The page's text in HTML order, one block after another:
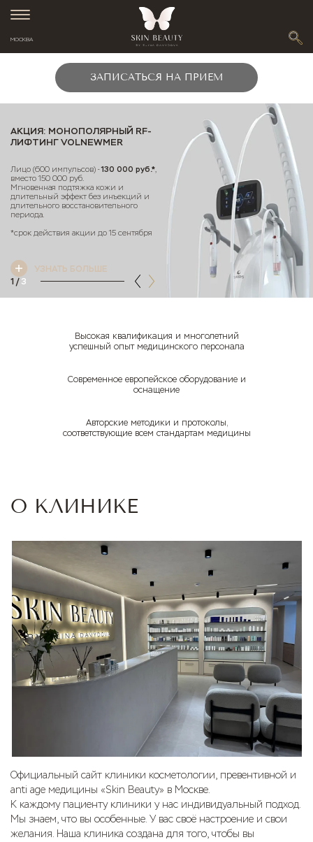
МОСКВА
ЗАПИСАТЬСЯ НА ПРИЕМ
АКЦИЯ: МОНОПОЛЯРНЫЙ RF-
ЛИФТИНГ VOLNEWMER
Лицо (600 импульсов) -130 000 руб.*,
вместо 150 000 руб.
Мгновенная подтяжка кожи и
длительный эффект без инъекций и
длительного восстановительного
периода.
*срок действия акции до 15 сентября
УЗНАТЬ БОЛЬШЕ
1 / 3
Высокая квалификация и многолетний
успешный опыт медицинского персонала
Современное европейское оборудование и
оснащение
Авторские методики и протоколы,
соответствующие всем стандартам медицины
О КЛИНИКЕ
Официальный сайт клиники косметологии, превентивной и
anti age медицины «Skin Beauty» в Москве.
К каждому пациенту клиники у нас индивидуальный подход.
Мы знаем, что вы особенные. У вас своё настроение и свои
желания. Наша клиника создана для того, чтобы вы